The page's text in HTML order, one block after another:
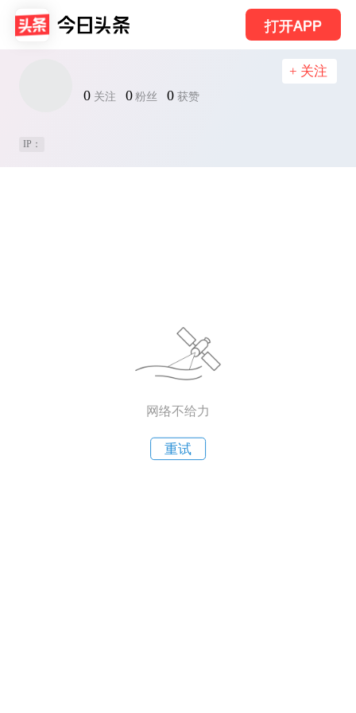
打开APP
0 关注 0 粉丝 0 获赞
+ 关注
IP：
网络不给力
重试